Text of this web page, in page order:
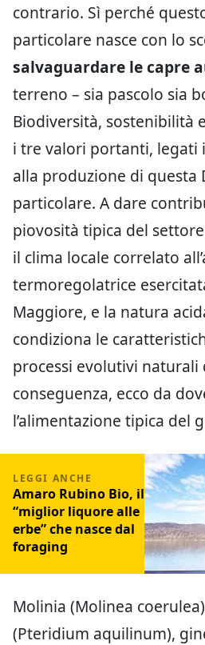
contrario. Sì perché
particolare nasce con lo
salvaguardare le capre
terreno – sia pascolo sia
Biodiversità, sostenibilità
i tre valori portanti, legati
alla produzione di questa
particolare. A dare
piovosità tipica del
il clima locale correlato
termoregolatrice
Maggiore, e la natura
condiziona le
processi evolutivi naturali
conseguenza, ecco da
l’alimentazione tipica del
Amaro Rubino Bio, il
“miglior liquore alle
erbe” che nasce dal
foraging
Molinia (Molinea
(Pteridium aquilinum),